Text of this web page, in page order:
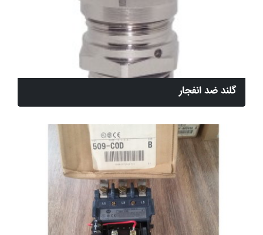
گلند ضد انفجار